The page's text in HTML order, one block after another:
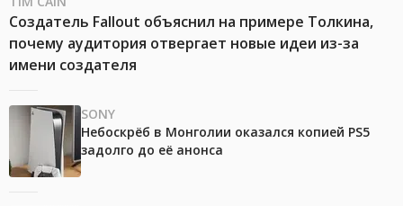
Создатель Fallout объяснил на примере Толкина,
почему аудитория отвергает новые идеи из-за
имени создателя
SONY
Небоскрёб в Монголии оказался копией PS5
задолго до её анонса